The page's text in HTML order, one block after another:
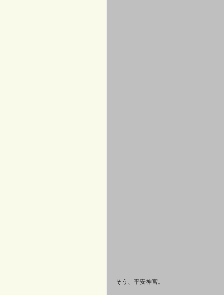
そう、平安神宮。